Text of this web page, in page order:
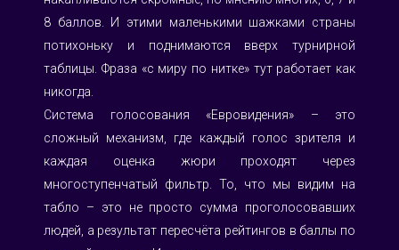
8 баллов. И этими маленькими шажками страны
потихоньку и поднимаются вверх турнирной
таблицы. Фраза «с миру по нитке» тут работает как
никогда.
Система голосования «Евровидения» – это
сложный механизм, где каждый голос зрителя и
каждая оценка жюри проходят через
многоступенчатый фильтр. То, что мы видим на
табло – это не просто сумма проголосовавших
людей, а результат пересчёта рейтингов в баллы по